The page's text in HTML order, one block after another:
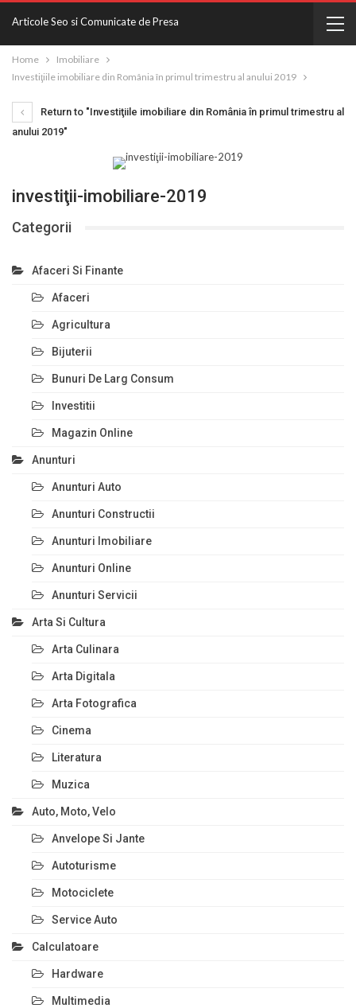
Articole Seo si Comunicate de Presa
Home
Imobiliare
Investiţiile imobiliare din România în primul trimestru al anului 2019
Return to "Investiţiile imobiliare din România în primul trimestru al
anului 2019"
investiţii-imobiliare-2019
Categorii
Afaceri Si Finante
Afaceri
Agricultura
Bijuterii
Bunuri De Larg Consum
Investitii
Magazin Online
Anunturi
Anunturi Auto
Anunturi Constructii
Anunturi Imobiliare
Anunturi Online
Anunturi Servicii
Arta Si Cultura
Arta Culinara
Arta Digitala
Arta Fotografica
Cinema
Literatura
Muzica
Auto, Moto, Velo
Anvelope Si Jante
Autoturisme
Motociclete
Service Auto
Calculatoare
Hardware
Multimedia